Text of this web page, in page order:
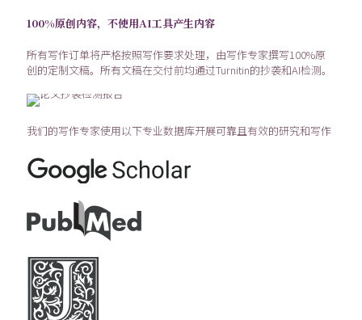
100%原创内容，不使用AI工具产生内容
所有写作订单将严格按照写作要求处理，由写作专家撰写100%原
创的定制文稿。所有文稿在交付前均通过Turnitin的抄袭和AI检测。
我们的写作专家使用以下专业数据库开展可靠且有效的研究和写作